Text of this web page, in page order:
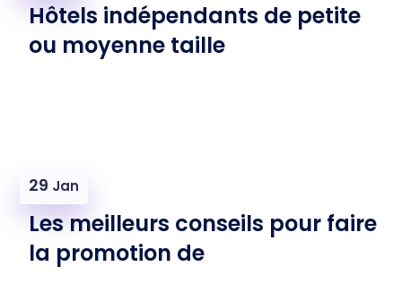
Hôtels indépendants de petite
ou moyenne taille
29 Jan
Les meilleurs conseils pour faire
la promotion de